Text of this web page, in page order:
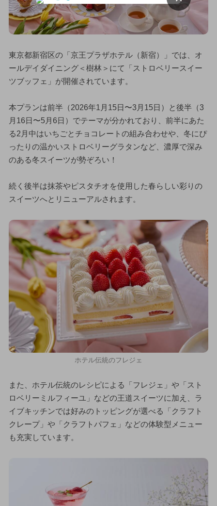
東京都新宿区の「京王プラザホテル（新宿）」では、オ
ールデイダイニング＜樹林＞にて「ストロベリースイー
ツブッフェ」が開催されています。
本プランは前半（2026年1月15日〜3月15日）と後半（3
月16日〜5月6日）でテーマが分かれており、前半にあた
る2月中はいちごとチョコレートの組み合わせや、冬にぴ
ったりの温かいストロベリーグラタンなど、濃厚で深み
のある冬スイーツが勢ぞろい！
続く後半は抹茶やピスタチオを使用した春らしい彩りの
スイーツへとリニューアルされます。
ホテル伝統のフレジェ
また、ホテル伝統のレシピによる「フレジェ」や「スト
ロベリーミルフィーユ」などの王道スイーツに加え、ラ
イブキッチンでは好みのトッピングが選べる「クラフト
クレープ」や「クラフトパフェ」などの体験型メニュー
も充実しています。